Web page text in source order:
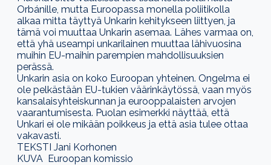
Orbánille, mutta Euroopassa monella poliitikolla
alkaa mitta täyttyä Unkarin kehitykseen liittyen, ja
tämä voi muuttaa Unkarin asemaa. Lähes varmaa on,
että yhä useampi unkarilainen muuttaa lähivuosina
muihin EU-maihin parempien mahdollisuuksien
perässä.
Unkarin asia on koko Euroopan yhteinen. Ongelma ei
ole pelkästään EU-tukien väärinkäytössä, vaan myös
kansalaisyhteiskunnan ja eurooppalaisten arvojen
vaarantumisesta. Puolan esimerkki näyttää, että
Unkari ei ole mikään poikkeus ja että asia tulee ottaa
vakavasti.
TEKSTI Jani Korhonen
KUVA Euroopan komissio